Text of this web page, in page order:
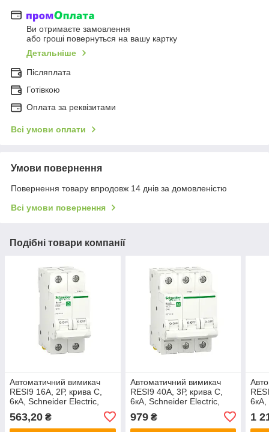
Ви отримаєте замовлення
або гроші повернуться на вашу картку
Детальніше
Післяплата
Готівкою
Оплата за реквізитами
Всі умови оплати
Умови повернення
Повернення товару впродовж 14 днів за домовленістю
Всі умови повернення
Подібні товари компанії
Автоматичний вимикач
RESI9 16А, 2Р, крива С,
6кА, Schneider Electric,
563,20 ₴
Автоматичний вимикач
RESI9 40А, 3Р, крива С,
6кА, Schneider Electric,
979₴
6кА,
1